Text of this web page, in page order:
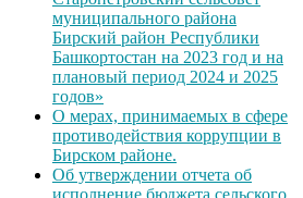
муниципального района
Бирский район Республики
Башкортостан на 2023 год и на
плановый период 2024 и 2025
годов»
О мерах, принимаемых в сфере
противодействия коррупции в
Бирском районе.
Об утверждении отчета об